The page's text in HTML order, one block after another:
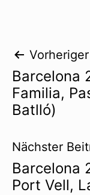
Barcelona
Familia,
Batlló)
Nächster
Barcelona
Port Vell,